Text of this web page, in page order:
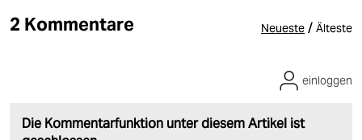
2 Kommentare Neueste / Älteste
Die Kommentarfunktion unter diesem Artikel ist
einloggen